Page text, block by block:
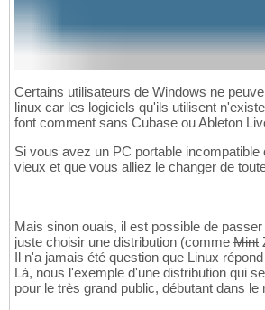
Certains utilisateurs de Windows ne
linux car les logiciels qu'ils utilisent
font comment sans Cubase ou Ableton
Si vous avez un PC portable incompatible
vieux et que vous alliez le changer de
Mais sinon ouais, il est possible de
juste choisir une distribution (comme Mint
Il n'a jamais été question que Linux
Là, nous l'exemple d'une distribution qui
pour le très grand public, débutant dans le